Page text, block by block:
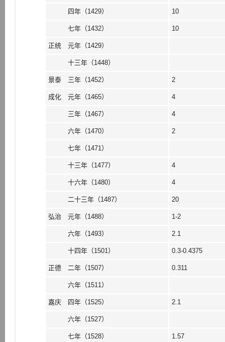
四年（1429） 10
七年（1432） 10
正统 元年（1429）
十三年（1448）
景泰 三年（1452） 2
成化 元年（1465） 4
三年（1467） 4
六年（1470） 2
七年（1471）
十三年（1477） 4
十六年（1480） 4
二十三年（1487） 20
弘治 元年（1488） 1-2
六年（1493） 2.1
十四年（1501） 0.3-0.4375
正德 二年（1507） 0.311
六年（1511）
嘉庆 四年（1525） 2.1
六年（1527）
七年（1528） 1.57